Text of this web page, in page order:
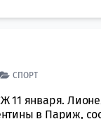
СПОРТ
11 января.
в Париж,